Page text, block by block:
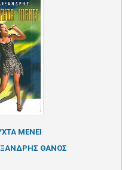
ΜΕΝΕΙ
ΘΑΝΟΣ